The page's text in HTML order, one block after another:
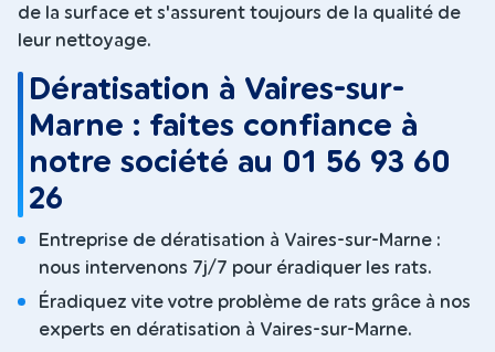
de la surface et s'assurent toujours de la qualité de
leur nettoyage.
Dératisation à Vaires-sur-
Marne : faites confiance à
notre société au 01 56 93 60
26
Entreprise de dératisation à Vaires-sur-Marne :
nous intervenons 7j/7 pour éradiquer les rats.
Éradiquez vite votre problème de rats grâce à nos
experts en dératisation à Vaires-sur-Marne.